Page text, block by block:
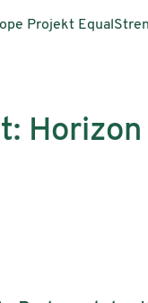
Projekt
Horizon